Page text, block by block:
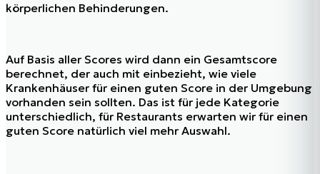
körperlichen Behinderungen.
Auf Basis aller Scores wird dann ein Gesamtscore
berechnet, der auch mit einbezieht, wie viele
Krankenhäuser für einen guten Score in der Umgebung
vorhanden sein sollten. Das ist für jede Kategorie
unterschiedlich, für Restaurants erwarten wir für einen
guten Score natürlich viel mehr Auswahl.